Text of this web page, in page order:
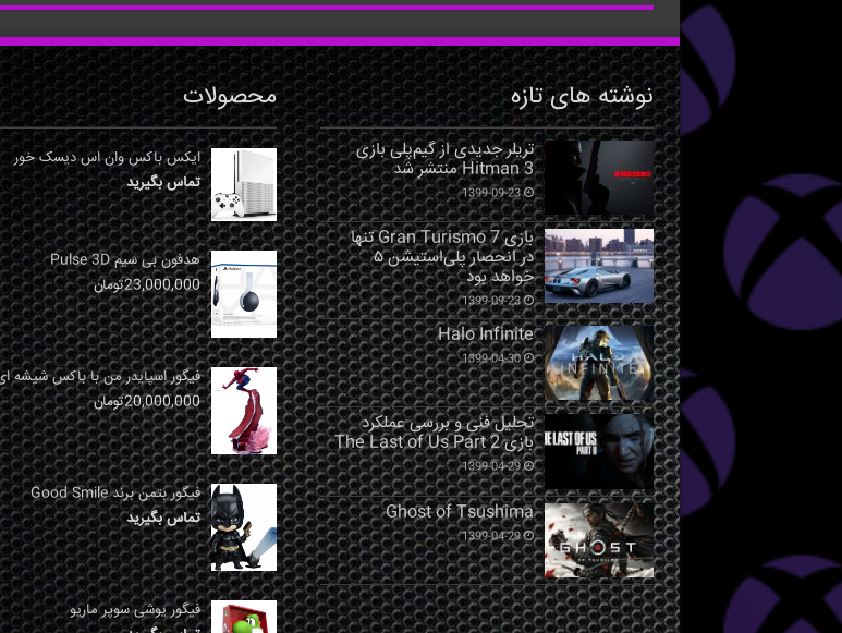
نوشته های تازه
تریلر جدیدی از گیم‌پلی بازی
Hitman 3 منتشر شد
1399-09-23
بازی Gran Turismo 7 تنها
در انحصار پلی‌استیشن ۵
خواهد بود
1399-09-23
Halo Infinite
1399-04-30
تحلیل فنی و بررسی عملکرد
بازی The Last of Us Part 2
1399-04-29
Ghost of Tsushima
1399-04-29
محصولات
ایکس باکس وان اس دیسک خور
تماس بگیرید
هدفون بی سیم Pulse 3D
23,000,000تومان
فیگور اسپایدر من با باکس شیشه
20,000,000تومان
فیگور بتمن برند Good Smile
تماس بگیرید
فیگور یوشی سوپر ماریو